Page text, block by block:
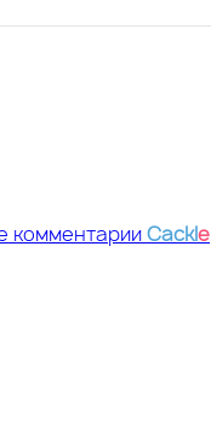
комментарииCackle